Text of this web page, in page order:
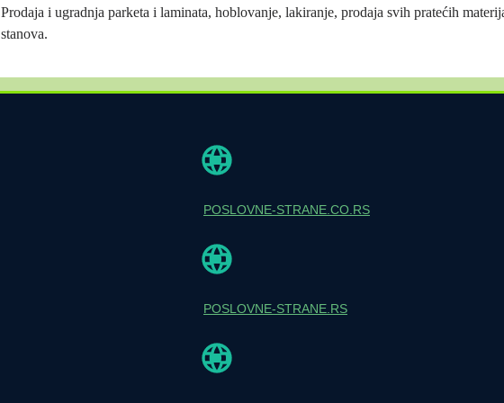
Prodaja i ugradnja parketa i laminata, hoblovanje, lakiranje, prodaja svih pratećih
stanova.
POSLOVNE-STRANE.CO.RS
POSLOVNE-STRANE.RS